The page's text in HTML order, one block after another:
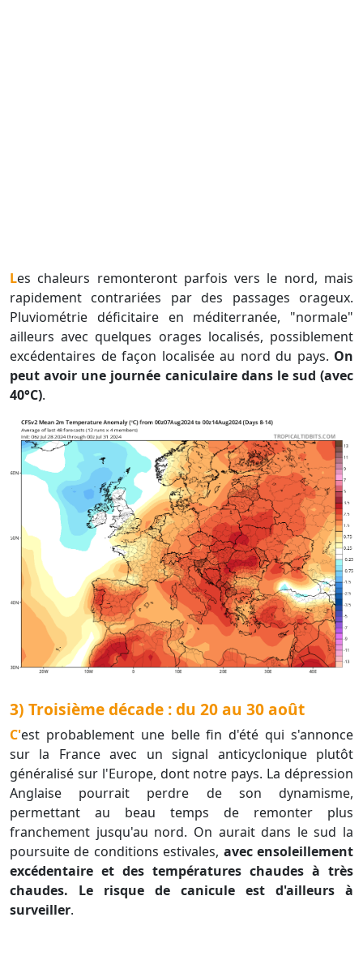
Les chaleurs remonteront parfois vers le nord, mais
rapidement contrariées par des passages orageux.
Pluviométrie déficitaire en méditerranée, "normale"
ailleurs avec quelques orages localisés, possiblement
excédentaires de façon localisée au nord du pays. On
peut avoir une journée caniculaire dans le sud (avec
40°C).
3) Troisième décade : du 20 au 30 août
C'est probablement une belle fin d'été qui s'annonce
sur la France avec un signal anticyclonique plutôt
généralisé sur l'Europe, dont notre pays. La dépression
Anglaise pourrait perdre de son dynamisme,
permettant au beau temps de remonter plus
franchement jusqu'au nord. On aurait dans le sud la
poursuite de conditions estivales, avec ensoleillement
excédentaire et des températures chaudes à très
chaudes. Le risque de canicule est d'ailleurs à
surveiller.